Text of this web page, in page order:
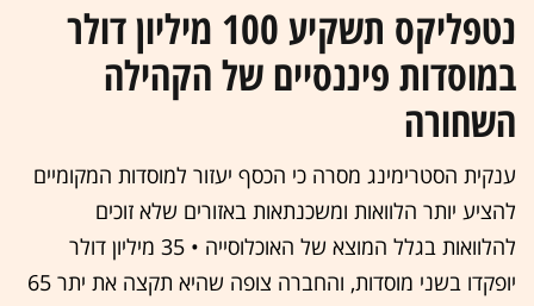
נטפליקס תשקיע 100 מיליון דולר
במוסדות פיננסיים של הקהילה
השחורה
ענקית הסטרימינג מסרה כי הכסף יעזור למוסדות המקומיים
להציע יותר הלוואות ומשכנתאות באזורים שלא זוכים
להלוואות בגלל המוצא של האוכלוסייה • 35 מיליון דולר
יופקדו בשני מוסדות, והחברה צופה שהיא תקצה את יתר 65